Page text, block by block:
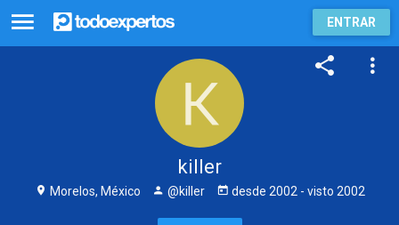
ENTRAR
killer
Morelos, México @killer desde 2002 - visto 2002